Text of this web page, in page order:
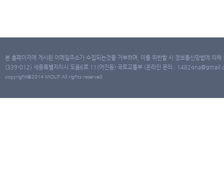
본 홈페이지에 게시된 이메일주소가 수집되는것을 거부하며, 이를 위반할 시 정보통신망법에 의
(339-012) 세종특별자치시 도움6로 11(어진동) 국토교통부 (온라인 문의 :
copyright@2014 MOLIT All rights reserved.